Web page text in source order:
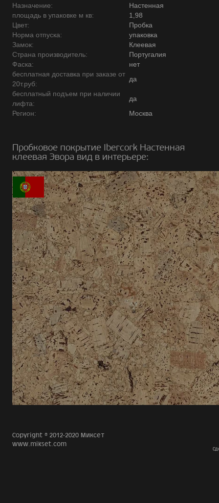
Назначение:
Настенная
площадь в упаковке м кв:
1,98
Цвет:
Пробка
Норма отпуска:
упаковка
Замок:
Клеевая
Страна производитель:
Португалия
Фаска:
нет
бесплатная доставка при заказе от
20т.руб:
да
бесплатный подъем при наличии
лифта:
да
Регион:
Москва
Пробковое покрытие Ibercork Настенная
клеевая Эвора вид в интерьере:
Copyright © 2012-2020 Миксет
www.mikset.com